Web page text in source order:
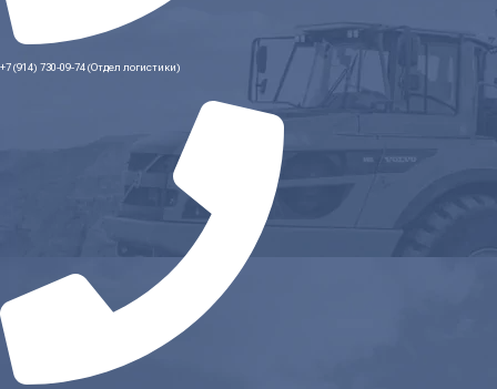
+7 (914) 730-09-74 (Отдел логистики)